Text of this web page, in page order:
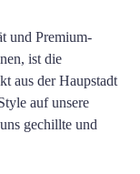
und Premium-
ist die
aus der Haupstadt
auf unsere
gechillte und